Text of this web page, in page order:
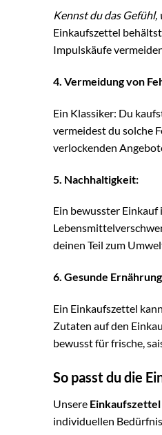
Kennst du das Gefühl,
Einkaufszettel
Impulskäufe
4. Vermeidung von
Ein Klassiker: Du
vermeidest du solche
verlockenden
5. Nachhaltigkeit:
Ein bewusster
deinen Teil zum
6. Gesunde
Ein Einkaufszettel
Zutaten auf den
bewusst für frische,
So passt du die
Unsere
individuellen